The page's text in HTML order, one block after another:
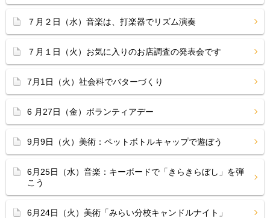
７月２日（水）音楽は、打楽器でリズム演奏
７月１日（火）お気に入りのお店調査の発表会です
7月1日（火）社会科でバターづくり
6 月27日（金）ボランティアデー
9月9日（火）美術：ペットボトルキャップで遊ぼう
6月25日（水）音楽：キーボードで「きらきらぼし」を弾
こう
6月24日（火）美術「みらい分校キャンドルナイト」